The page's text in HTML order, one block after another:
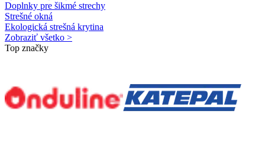
Doplnky pre šikmé strechy
Strešné okná
Ekologická strešná krytina
Zobraziť všetko >
Top značky